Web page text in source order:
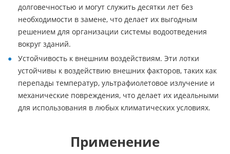
долговечностью и могут служить десятки лет без
необходимости в замене, что делает их выгодным
решением для организации системы водоотведения
вокруг зданий.
Устойчивость к внешним воздействиям. Эти лотки
устойчивы к воздействию внешних факторов, таких как
перепады температур, ультрафиолетовое излучение и
механические повреждения, что делает их идеальными
для использования в любых климатических условиях.
Применение